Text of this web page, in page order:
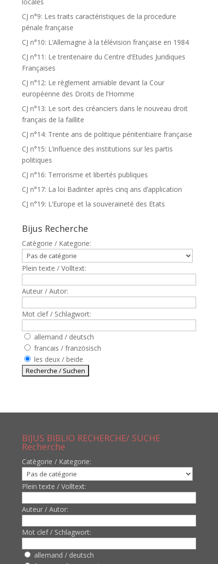
CJ n°9: Les traits caractéristiques de la procedure
pénale française
CJ n°10: L’Allemagne à la télévision française en 1984
CJ n°11: Le trentenaire du Centre d’Etudes Juridiques
Françaises
CJ n°12: Le règlement amiable devant la Cour
européenne des Droits de l’Homme
CJ n°13: Le sort des créanciers dans le nouveau droit
français de la faillite
CJ n°14: Trente ans de politique pénitentiaire française
CJ n°15: L’influence des institutions sur les partis
politiques
CJ n°16: Terrorisme et libertés publiques
CJ n°17: La loi Badinter après cinq ans d’application
CJ n°19: L’Europe et la souveraineté des Etats
Bijus Recherche
Catègorie / Kategorie:
Plein texte / Volltext:
Auteur / Autor:
Mot clef / Schlagwort:
allemand / deutsch
francais / französisch
les deux / beide
BIJUS BIBLIO RECHERCHE/ SUCHE
Recherche
Catègorie / Kategorie:
Plein texte / Volltext:
Auteur / Autor:
Mot clef / Schlagwort:
allemand / deutsch